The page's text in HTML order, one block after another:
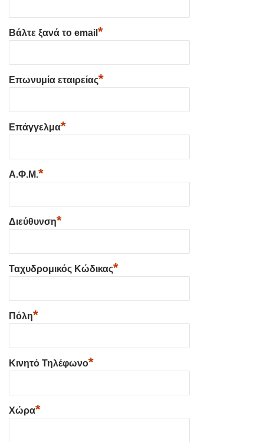
Βάλτε ξανά το email *
Επωνυμία εταιρείας*
Επάγγελμα*
Α.Φ.Μ.*
Διεύθυνση*
Ταχυδρομικός Κώδικας*
Πόλη*
Κινητό Τηλέφωνο*
Χώρα*